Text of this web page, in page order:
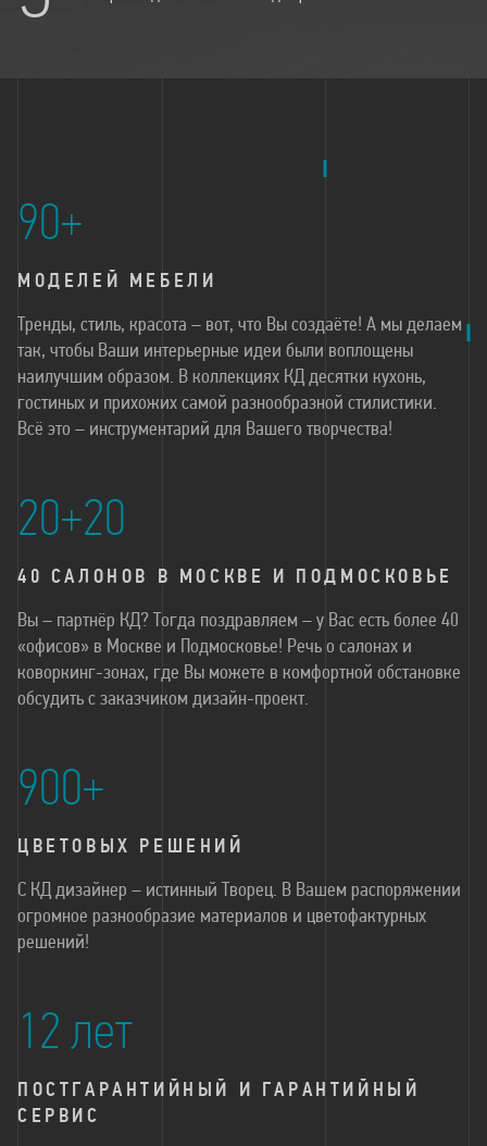
90+
МОДЕЛЕЙ МЕБЕЛИ
Тренды, стиль, красота – вот, что Вы создаёте! А мы делаем
так, чтобы Ваши интерьерные идеи были воплощены
наилучшим образом. В коллекциях КД десятки кухонь,
гостиных и прихожих самой разнообразной стилистики.
Всё это – инструментарий для Вашего творчества!
20+20
40 САЛОНОВ В МОСКВЕ И ПОДМОСКОВЬЕ
Вы – партнёр КД? Тогда поздравляем – у Вас есть более 40
«офисов» в Москве и Подмосковье! Речь о салонах и
коворкинг-зонах, где Вы можете в комфортной обстановке
обсудить с заказчиком дизайн-проект.
900+
ЦВЕТОВЫХ РЕШЕНИЙ
С КД дизайнер – истинный Творец. В Вашем распоряжении
огромное разнообразие материалов и цветофактурных
решений!
12 лет
ПОСТГАРАНТИЙНЫЙ И ГАРАНТИЙНЫЙ
СЕРВИС